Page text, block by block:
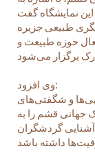
طبیعی جزیره
حوزه طبیعت و
وی افزود:
و شگفتی‌های
جهانی قشم را به
گردشگران